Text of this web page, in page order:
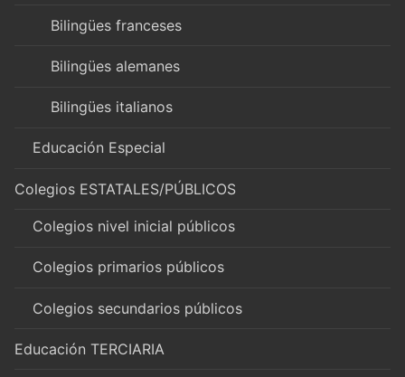
Bilingües franceses
Bilingües alemanes
Bilingües italianos
Educación Especial
Colegios ESTATALES/PÚBLICOS
Colegios nivel inicial públicos
Colegios primarios públicos
Colegios secundarios públicos
Educación TERCIARIA